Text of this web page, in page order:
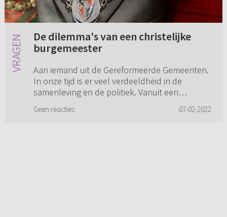
De dilemma's van een christelijke
burgemeester
Aan iemand uit de Gereformeerde Gemeenten.
In onze tijd is er veel verdeeldheid in de
samenleving en de politiek. Vanuit een
standpunten in te nemen en bi...
Geen reacties 07-02-2022